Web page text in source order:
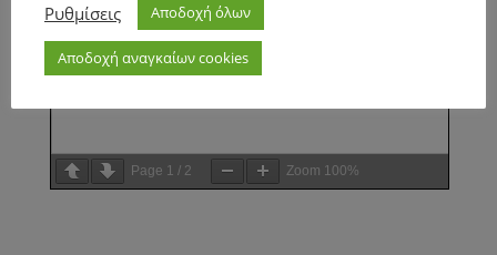
Page 1 / 2 Zoom 100%
Ρυθμίσεις
Αποδοχή όλων
Αποδοχή αναγκαίων cookies